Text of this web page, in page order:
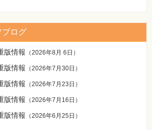
ブログ
版情報 （2026年8月 6日 ）
版情報 （2026年7月30日 ）
版情報 （2026年7月23日 ）
版情報 （2026年7月16日 ）
版情報 （2026年6月25日 ）